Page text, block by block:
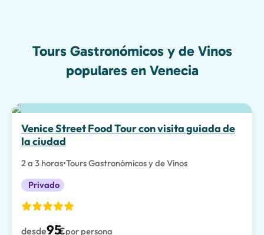
Tours Gastronómicos y de Vinos
populares en Venecia
Venice Street Food Tour con visita guiada de
la ciudad
2 a 3 horas•Tours Gastronómicos y de Vinos
Privado
desde95€por persona